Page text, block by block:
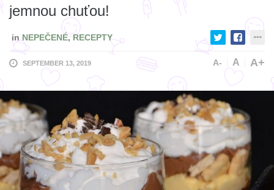
jemnou chuťou!
in NEPEČENÉ,RECEPTY
SEPTEMBER 13, 2019 A- A A+